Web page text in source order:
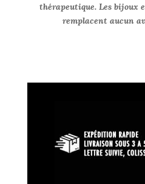
thérapeutique. Les bijoux
remplacent aucun